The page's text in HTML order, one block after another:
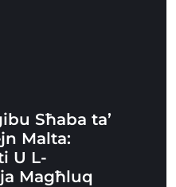
Sħaba ta’
Malta:
U L-
Magħluq